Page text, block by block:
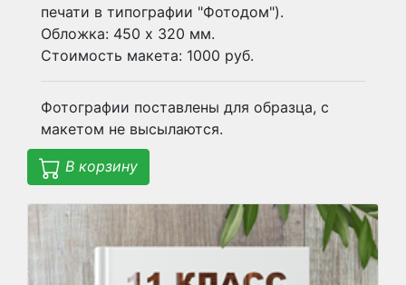
печати в типографии "Фотодом").
Обложка: 450 х 320 мм.
Стоимость макета: 1000 руб.
Фотографии поставлены для образца, с
макетом не высылаются.
В корзину